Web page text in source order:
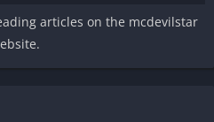
articles on the mcdevilstar